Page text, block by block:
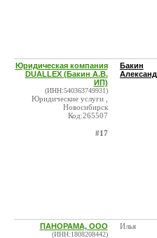
Юридическая компания
DUALLEX (Бакин А.В.
ИП)
(ИНН:540363749931)
Юридические услуги ,
Новосибирск
Код:265507
#17
Бакин
ПАНОРАМА, ООО
(ИНН:1808208442)
Илья